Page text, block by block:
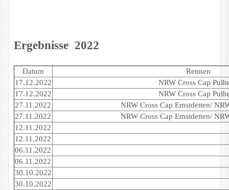
Ergebnisse 2022
Datum
Rennen
17.12.2022
NRW Cross Cap
17.12.2022
NRW Cross Cap
27.11.2022
NRW Cross Cap Emstdetten/
27.11.2022
NRW Cross Cap Emstdetten/
12.11.2022
12.11.2022
06.11.2022
06.11.2022
30.10.2022
30.10.2022